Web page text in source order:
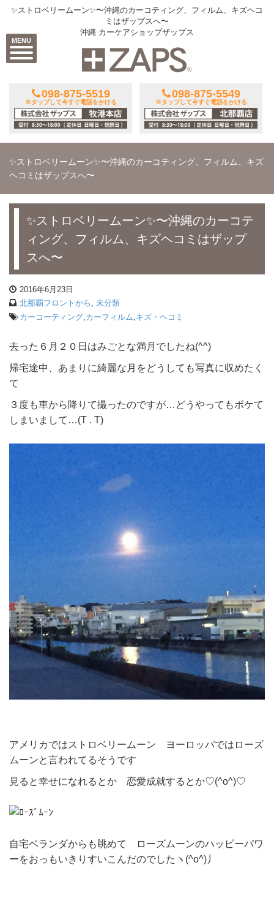
MENU
✨ストロベリームーン✨〜沖縄のカーコティング、フィルム、キズヘコ
ミはザップスへ〜
沖縄 カーケアショップザップス
098-875-5519
※タップして今すぐ電話をかける
098-875-5549
※タップして今すぐ電話をかける
✨ストロベリームーン✨〜沖縄のカーコティング、フィルム、キズ
ヘコミはザップスへ〜
✨ストロベリームーン✨〜沖縄のカーコテ
ィング、フィルム、キズヘコミはザップ
スへ〜
2016年6月23日
北那覇フロントから
未分類
カーコーティング カーフィルム キズ・ヘコミ
去った６月２０日はみごとな満月でしたね(^^)
帰宅途中、あまりに綺麗な月をどうしても写真に収めたく
て
３度も車から降りて撮ったのですが…どうやってもボケて
しまいまして…(T . T)
アメリカではストロベリームーン ヨーロッパではローズ
ムーンと言われてるそうです
見ると幸せになれるとか 恋愛成就するとか♡(^o^)♡
自宅ベランダからも眺めて ローズムーンのハッピーパワ
ーをおっもいきりすいこんだのでしたヽ(^o^)丿